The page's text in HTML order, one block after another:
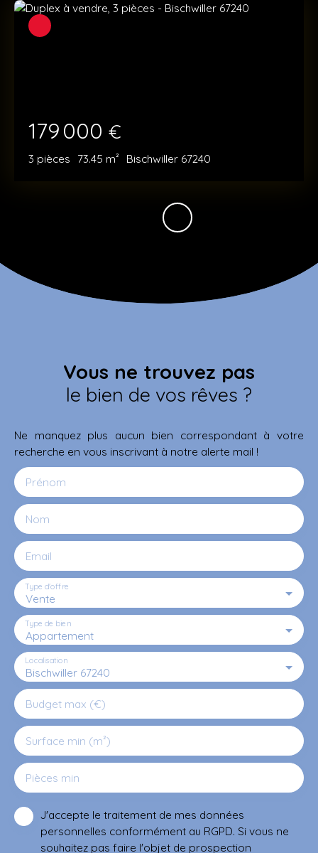
179 000 €
3 pièces 73.45 m² Bischwiller 67240
Vous ne trouvez pas
le bien de vos rêves ?
Ne manquez plus aucun bien correspondant à votre
recherche en vous inscrivant à notre alerte mail !
Prénom
Nom
Email
Vente
Type d'offre
Appartement
Type de bien
Bischwiller 67240
Localisation
Budget max (€)
Surface min (m²)
Pièces min
J'accepte le traitement de mes données
personnelles conformément au RGPD. Si vous ne
souhaitez pas faire l'objet de prospection